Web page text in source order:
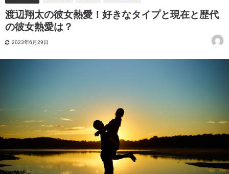
渡辺翔太の彼女熱愛！好きなタイプと現在と歴代
の彼女熱愛は？
2023年6月29日